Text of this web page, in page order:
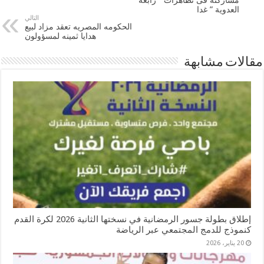
العدوية ” غدا
التالي
الحكومه المصريه تعقد مزاد لبيع
هدايا ثمينه لمسؤولون
مقالات مشابهة
إطلاق بطولة جسور الرمضانية في نسختها الثانية 2026 لكرة القدم
كنموذج للدمج المجتمعي عبر الرياضة
20 يناير، 2026